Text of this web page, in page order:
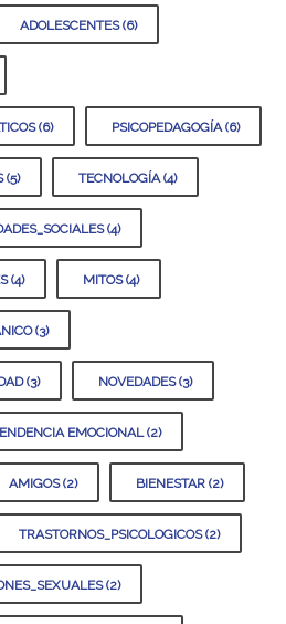
ADOLESCENTES (6)
(6) PSICOPEDAGOGÍA (6)
(5) TECNOLOGÍA (4)
(4)
(4) MITOS (4)
(3)
(3) NOVEDADES (3)
EMOCIONAL (2)
AMIGOS (2) BIENESTAR (2)
TRASTORNOS_PSICOLOGICOS (2)
(2)